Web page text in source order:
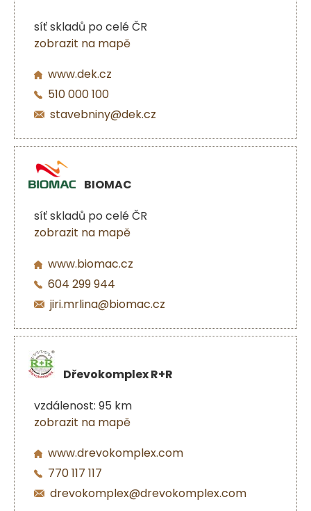
síť skladů po celé ČR
zobrazit na mapě
www.dek.cz
510 000 100
stavebniny@dek.cz
BIOMAC
síť skladů po celé ČR
zobrazit na mapě
www.biomac.cz
604 299 944
jiri.mrlina@biomac.cz
Dřevokomplex R+R
vzdálenost: 95 km
zobrazit na mapě
www.drevokomplex.com
770 117 117
drevokomplex@drevokomplex.com